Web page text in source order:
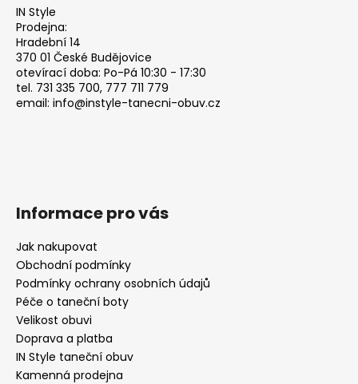
IN Style
Prodejna:
Hradební 14
370 01 České Budějovice
otevírací doba: Po-Pá 10:30 - 17:30
tel. 731 335 700, 777 711 779
email: info@instyle-tanecni-obuv.cz
Informace pro vás
Jak nakupovat
Obchodní podmínky
Podmínky ochrany osobních údajů
Péče o taneční boty
Velikost obuvi
Doprava a platba
IN Style taneční obuv
Kamenná prodejna